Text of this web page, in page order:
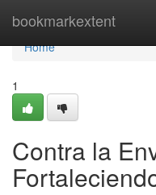
bookmarkextent
Home
Home
1
Contra la